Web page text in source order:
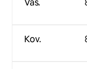
Kov.